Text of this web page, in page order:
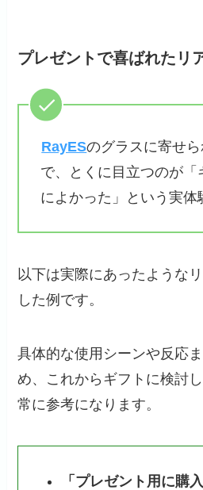
プレゼントで喜ばれたリ
RayESのグラスに寄せ
で、とくに目立つのが「
によかった」という実体
以下は実際にあったような
した例です。
具体的な使用シーンや反応
め、これからギフトに検討
常に参考になります。
「プレゼント用に購